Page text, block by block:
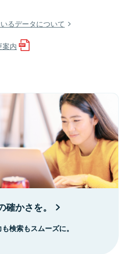
るデータについて
案内
かさを。
検索もスムーズに。